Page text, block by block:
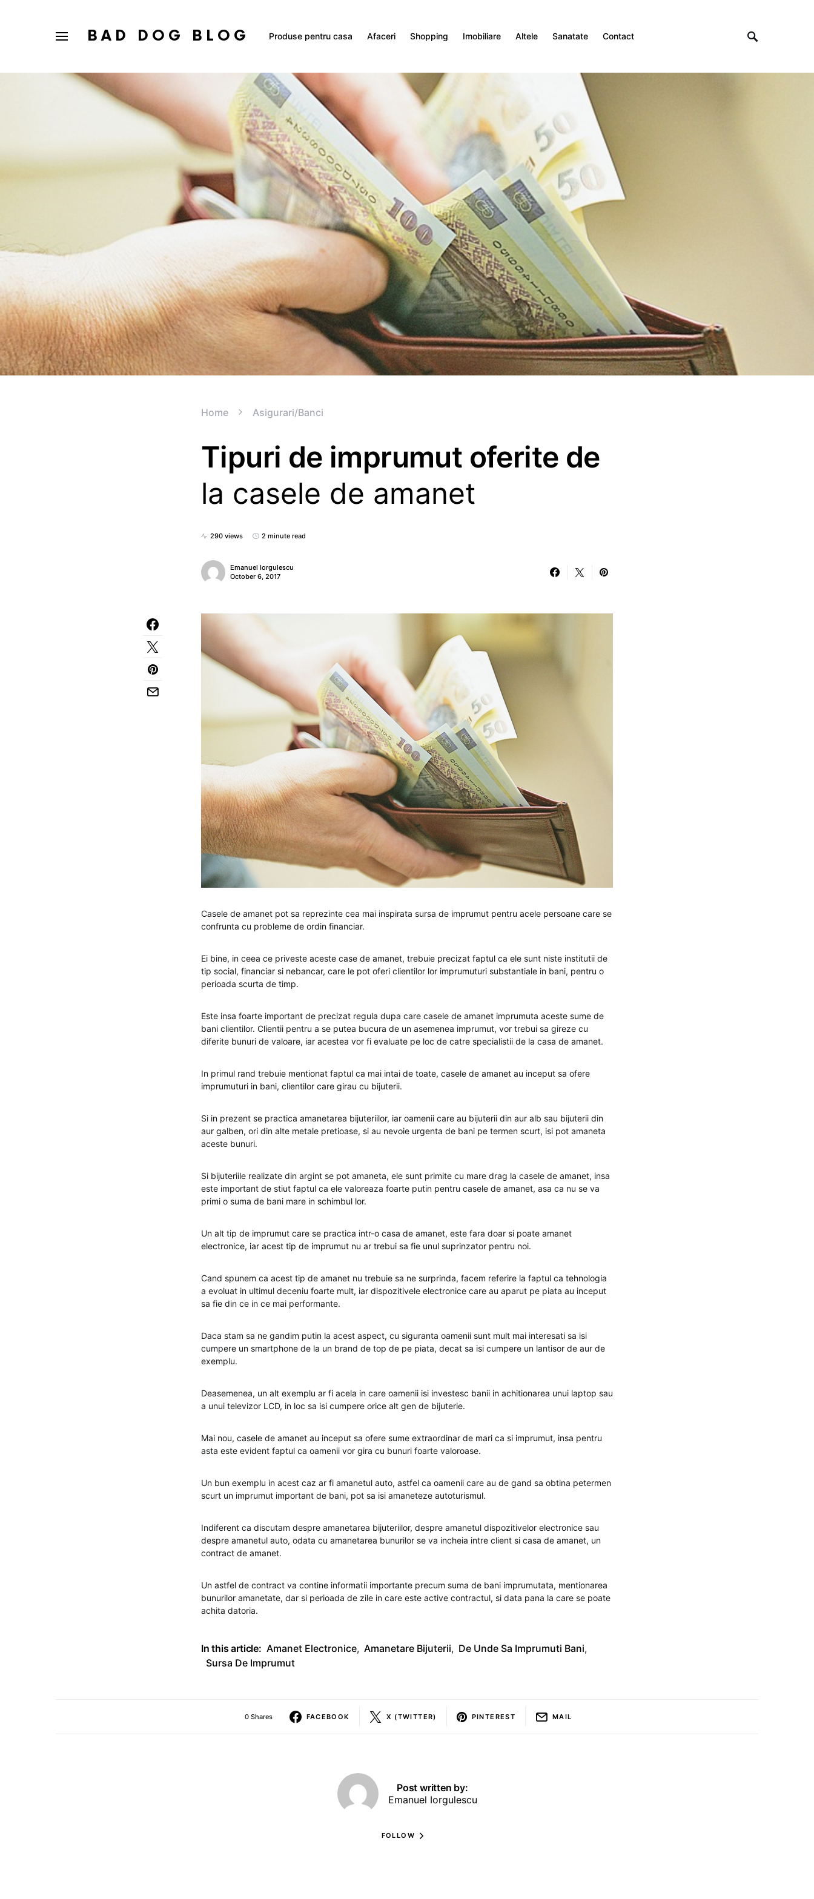
BAD DOG BLOG Produse pentru casa Afaceri Shopping Imobiliare Altele Sanatate Contact
Home Asigurari/Banci
Tipuri de imprumut oferite de
la casele de amanet
290 views 2 minute read
Emanuel Iorgulescu
October 6, 2017
Casele de amanet pot sa reprezinte cea mai inspirata sursa de imprumut pentru acele persoane care se
confrunta cu probleme de ordin financiar.
Ei bine, in ceea ce priveste aceste case de amanet, trebuie precizat faptul ca ele sunt niste institutii de
tip social, financiar si nebancar, care le pot oferi clientilor lor imprumuturi substantiale in bani, pentru o
perioada scurta de timp.
Este insa foarte important de precizat regula dupa care casele de amanet imprumuta aceste sume de
bani clientilor. Clientii pentru a se putea bucura de un asemenea imprumut, vor trebui sa gireze cu
diferite bunuri de valoare, iar acestea vor fi evaluate pe loc de catre specialistii de la casa de amanet.
In primul rand trebuie mentionat faptul ca mai intai de toate, casele de amanet au inceput sa ofere
imprumuturi in bani, clientilor care girau cu bijuterii.
Si in prezent se practica amanetarea bijuteriilor, iar oamenii care au bijuterii din aur alb sau bijuterii din
aur galben, ori din alte metale pretioase, si au nevoie urgenta de bani pe termen scurt, isi pot amaneta
aceste bunuri.
Si bijuteriile realizate din argint se pot amaneta, ele sunt primite cu mare drag la casele de amanet, insa
este important de stiut faptul ca ele valoreaza foarte putin pentru casele de amanet, asa ca nu se va
primi o suma de bani mare in schimbul lor.
Un alt tip de imprumut care se practica intr-o casa de amanet, este fara doar si poate amanet
electronice, iar acest tip de imprumut nu ar trebui sa fie unul suprinzator pentru noi.
Cand spunem ca acest tip de amanet nu trebuie sa ne surprinda, facem referire la faptul ca tehnologia
a evoluat in ultimul deceniu foarte mult, iar dispozitivele electronice care au aparut pe piata au inceput
sa fie din ce in ce mai performante.
Daca stam sa ne gandim putin la acest aspect, cu siguranta oamenii sunt mult mai interesati sa isi
cumpere un smartphone de la un brand de top de pe piata, decat sa isi cumpere un lantisor de aur de
exemplu.
Deasemenea, un alt exemplu ar fi acela in care oamenii isi investesc banii in achitionarea unui laptop sau
a unui televizor LCD, in loc sa isi cumpere orice alt gen de bijuterie.
Mai nou, casele de amanet au inceput sa ofere sume extraordinar de mari ca si imprumut, insa pentru
asta este evident faptul ca oamenii vor gira cu bunuri foarte valoroase.
Un bun exemplu in acest caz ar fi amanetul auto, astfel ca oamenii care au de gand sa obtina petermen
scurt un imprumut important de bani, pot sa isi amaneteze autoturismul.
Indiferent ca discutam despre amanetarea bijuteriilor, despre amanetul dispozitivelor electronice sau
despre amanetul auto, odata cu amanetarea bunurilor se va incheia intre client si casa de amanet, un
contract de amanet.
Un astfel de contract va contine informatii importante precum suma de bani imprumutata, mentionarea
bunurilor amanetate, dar si perioada de zile in care este active contractul, si data pana la care se poate
achita datoria.
In this article: Amanet Electronice, Amanetare Bijuterii, De Unde Sa Imprumuti Bani,
Sursa De Imprumut
0 Shares FACEBOOK X (TWITTER) PINTEREST MAIL
Post written by:
Emanuel Iorgulescu
FOLLOW